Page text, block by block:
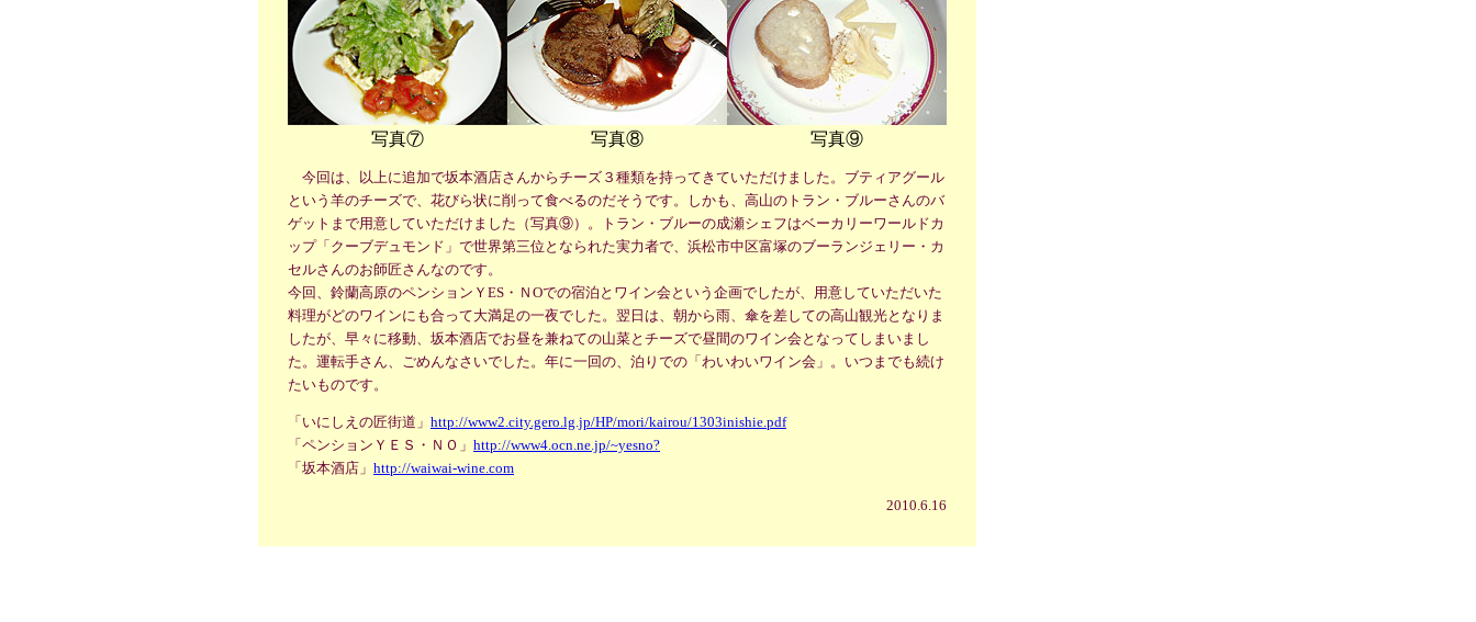
写真⑦ 写真⑧ 写真⑨
今回は、以上に追加で坂本酒店さんからチーズ３種類を持ってきていただけました。ブティアグール
という羊のチーズで、花びら状に削って食べるのだそうです。しかも、高山のトラン・ブルーさんのバ
ゲットまで用意していただけました（写真⑨）。トラン・ブルーの成瀬シェフはベーカリーワールドカ
ップ「クーブデュモンド」で世界第三位となられた実力者で、浜松市中区富塚のブーランジェリー・カ
セルさんのお師匠さんなのです。
今回、鈴蘭高原のペンションＹES・ＮOでの宿泊とワイン会という企画でしたが、用意していただいた
料理がどのワインにも合って大満足の一夜でした。翌日は、朝から雨、傘を差しての高山観光となりま
したが、早々に移動、坂本酒店でお昼を兼ねての山菜とチーズで昼間のワイン会となってしまいまし
た。運転手さん、ごめんなさいでした。年に一回の、泊りでの「わいわいワイン会」。いつまでも続け
たいものです。
「いにしえの匠街道」 http://www2.city.gero.lg.jp/HP/mori/kairou/1303inishie.pdf
「ペンションＹＥＳ・ＮＯ」 http://www4.ocn.ne.jp/~yesno?
「坂本酒店」 http://waiwai-wine.com
2010.6.16